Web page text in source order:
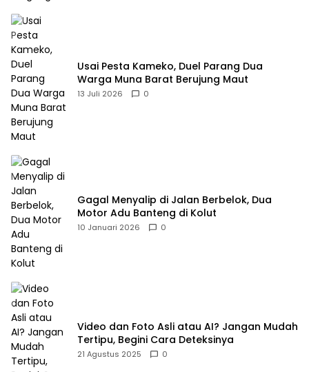
Usai Pesta Kameko, Duel Parang Dua
Warga Muna Barat Berujung Maut
13 Juli 2026 0
Gagal Menyalip di Jalan Berbelok, Dua
Motor Adu Banteng di Kolut
10 Januari 2026 0
Video dan Foto Asli atau AI? Jangan Mudah
Tertipu, Begini Cara Deteksinya
21 Agustus 2025 0